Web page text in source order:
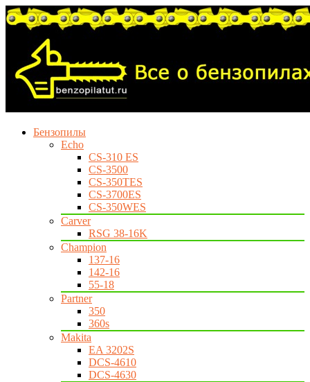
Бензопилы
Echo
CS-310 ES
CS-3500
CS-350TES
CS-3700ES
CS-350WES
Carver
RSG 38-16K
Champion
137-16
142-16
55-18
Partner
350
360s
Makita
EA 3202S
DCS-4610
DCS-4630